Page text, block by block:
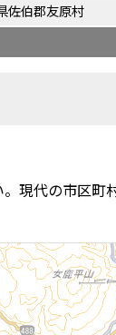
佐伯郡友原村
現代の市区町